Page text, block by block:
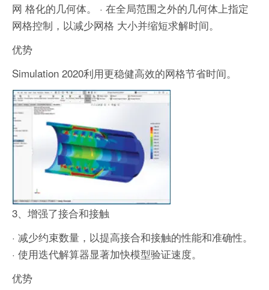
网 格化的几何体。
· 在全局范围之外的几何体上指定
网格控制，以减少网格 大小并缩短求解时间。
优势
Simulation 2020利用更稳健高效的网格节省时间。
3、增强了接合和接触
· 减少约束数量，以提高接合和接触的性能和准确性。
· 使用迭代解算器显著加快模型验证速度。
优势